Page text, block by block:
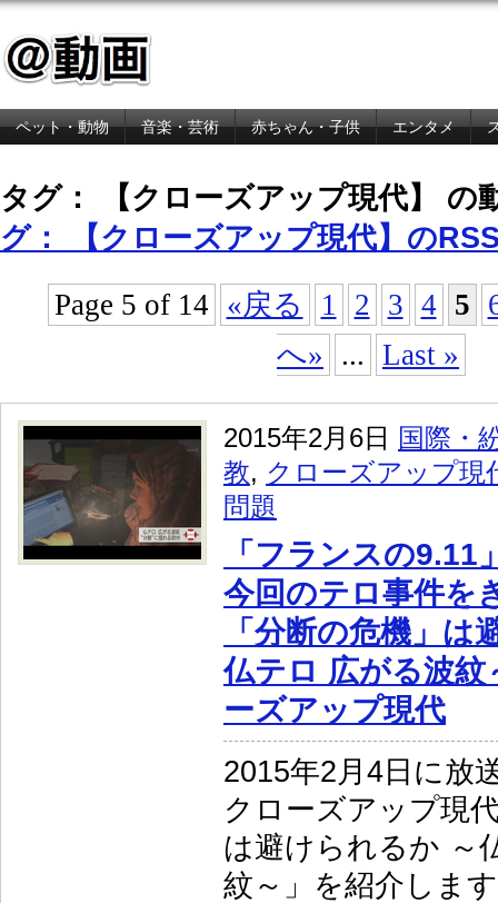
ペット・動物 音楽・芸術 赤ちゃん・子供 エンタメ
タグ： 【クローズアップ現代】 の
グ： 【クローズアップ現代】の
Page 5 of 14 «戻る 1 2 3 4 5
へ»
... Last »
2015年2月6日 国際・
教, クローズアップ現
問題
「フランスの9.11
今回のテロ事件を
「分断の危機」は
仏テロ 広がる波紋
ーズアップ現代
2015年2月4日に放
クローズアップ現
は避けられるか ～
紋～」を紹介しま